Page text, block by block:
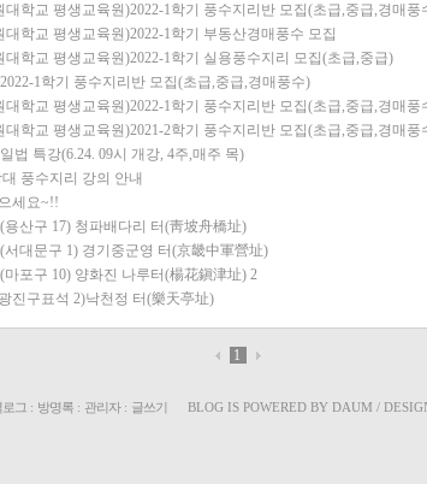
대학교 평생교육원)2022-1학기 풍수지리반 모집(초급,중급,경매풍
학교 평생교육원)2022-1학기 부동산경매풍수 모집
대학교 평생교육원)2022-1학기 실용풍수지리 모집(초급,중급)
1학기 풍수지리반 모집(초급,중급,경매풍수)
대학교 평생교육원)2022-1학기 풍수지리반 모집(초급,중급,경매풍
대학교 평생교육원)2021-2학기 풍수지리반 모집(초급,중급,경매풍
법 특강(6.24. 09시 개강, 4주,매주 목)
풍수지리 강의 안내
세요~!!
용산구 17) 청파배다리 터(靑坡舟橋址)
서대문구 1) 경기중군영 터(京畿中軍營址)
마포구 10) 양화진 나루터(楊花鎭津址) 2
진구표석 2)낙천정 터(樂天亭址)
1
로그 : 방명록 : 관리자: 글쓰기 BLOG IS POWERED BY DAUM /